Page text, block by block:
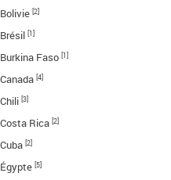
Bolivie [2]
Brésil [1]
Burkina Faso [1]
Canada [4]
Chili [3]
Costa Rica [2]
Cuba [2]
Égypte [5]